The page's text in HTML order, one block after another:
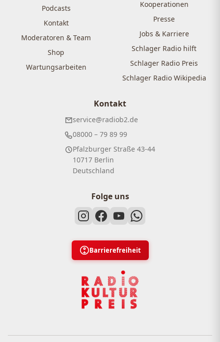
Podcasts
Kontakt
Moderatoren & Team
Shop
Wartungsarbeiten
Kooperationen
Presse
Jobs & Karriere
Schlager Radio hilft
Schlager Radio Preis
Schlager Radio Wikipedia
Kontakt
service@radiob2.de
08000 – 79 89 99
Pfalzburger Straße 43-44
10717 Berlin
Deutschland
Folge uns
Barrierefreiheit